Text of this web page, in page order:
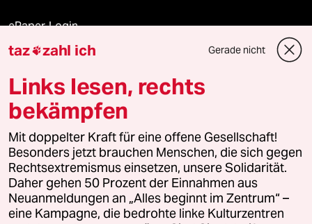
ePaper Login
Downloads für Abonnierende
© 2026 taz Verlags und Vertriebs GmbH
Alle Rechte vorbehalten. Bei rechtlichen Fragen oder für Genehmigungen
wenden Sie sich bitte an lizenzen@taz.de
Feedback Redaktionsstatut Kommune-Richtlinien
taz zahl ich Gerade nicht
Links lesen, rechts
bekämpfen
Mit doppelter Kraft für eine offene Gesellschaft!
Besonders jetzt brauchen Menschen, die sich gegen
Rechtsextremismus einsetzen, unsere Solidarität.
Daher gehen 50 Prozent der Einnahmen aus
Neuanmeldungen an „Alles beginnt im Zentrum“ –
eine Kampagne, die bedrohte linke Kulturzentren